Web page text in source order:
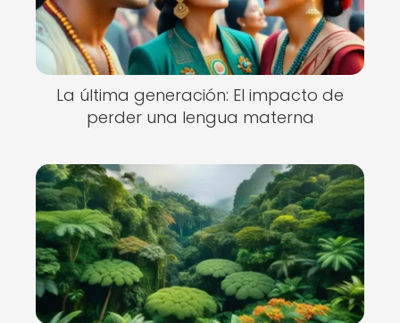
La última generación: El impacto de
perder una lengua materna